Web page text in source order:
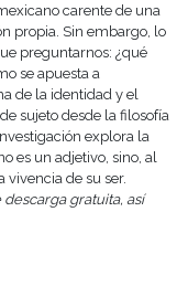
carente de una
propia. Sin embargo, lo
preguntarnos: ¿qué
se apuesta a
de la identidad y el
sujeto desde la filosofía
explora la
es un adjetivo, sino, al
vivencia de su ser.
gratuita, así